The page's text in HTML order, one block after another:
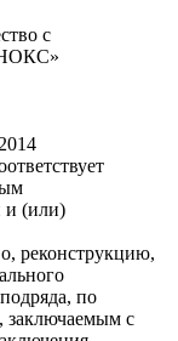
с
НОКС»
и (или)
реконструкцию,
по
заключаемым с